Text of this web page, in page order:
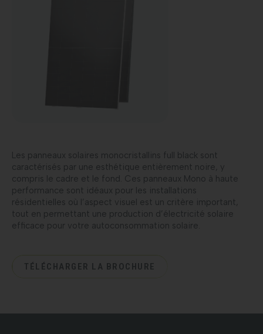
Les panneaux solaires monocristallins full black sont
caractérisés par une esthétique entièrement noire, y
compris le cadre et le fond. Ces panneaux Mono à haute
performance sont idéaux pour les installations
résidentielles où l’aspect visuel est un critère important,
tout en permettant une production d’électricité solaire
efficace pour votre autoconsommation solaire.
TÉLÉCHARGER LA BROCHURE